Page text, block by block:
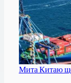
Мита Китаю